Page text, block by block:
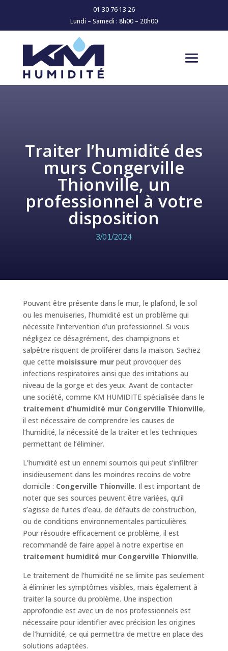
01 30 76 13 26
Lundi – Samedi : 8h00 – 20h00
Traiter l’humidité des
murs Congerville
Thionville, un
professionnel à votre
disposition
3/01/2024
Pouvant être présente dans le mur, le plafond, le sol
ou les menuiseries, l’humidité est un problème qui
nécessite l’intervention d’un professionnel. Si vous
négligez ce désagrément, des champignons et
salpêtre risquent de proliférer dans la maison. Sachez
que cette moisissure murpeut provoquer des
infections respiratoires ainsi que des irritations au
niveau de la gorge et des yeux. Avant de contacter
une société, comme KM HUMIDITE spécialisée dans le
traitement d’humidité mur Congerville Thionville,
il est nécessaire de comprendre les causes de
l’humidité, la nécessité de la traiter et les techniques
permettant de l’éliminer.
L’humidité est un ennemi sournois qui peut s’infiltrer
insidieusement dans les moindres recoins de votre
domicile : Congerville Thionville. Il est important de
noter que ses sources peuvent être variées, qu’il
s’agisse de fuites d’eau, de défauts de construction,
ou de conditions environnementales particulières.
Pour résoudre efficacement ce problème, il est
recommandé de faire appel à notre expertise en
traitement humidité mur Congerville Thionville.
Le traitement de l’humidité ne se limite pas seulement
à éliminer les symptômes visibles, mais également à
traiter la source du problème. Une inspection
approfondie est avec un de nos professionnels est
nécessaire pour identifier avec précision les origines
de l’humidité, ce qui permettra de mettre en place des
solutions adaptées.